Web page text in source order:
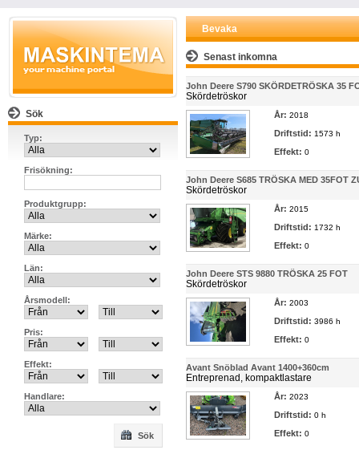
Sök
Typ:
Frisökning:
Produktgrupp:
Märke:
Län:
Årsmodell:
Pris:
Effekt:
Handlare:
Sök
Bevaka
Senast inkomna
John Deere S790 SKÖRDETRÖSKA 35
Skördetröskor
År: 2018
Driftstid: 1573 h
Effekt: 0
John Deere S685 TRÖSKA MED 35FOT
Skördetröskor
År: 2015
Driftstid: 1732 h
Effekt: 0
John Deere STS 9880 TRÖSKA 25 FOT
Skördetröskor
År: 2003
Driftstid: 3986 h
Effekt: 0
Avant Snöblad Avant 1400+360cm
Entreprenad, kompaktlastare
År: 2023
Driftstid: 0 h
Effekt: 0